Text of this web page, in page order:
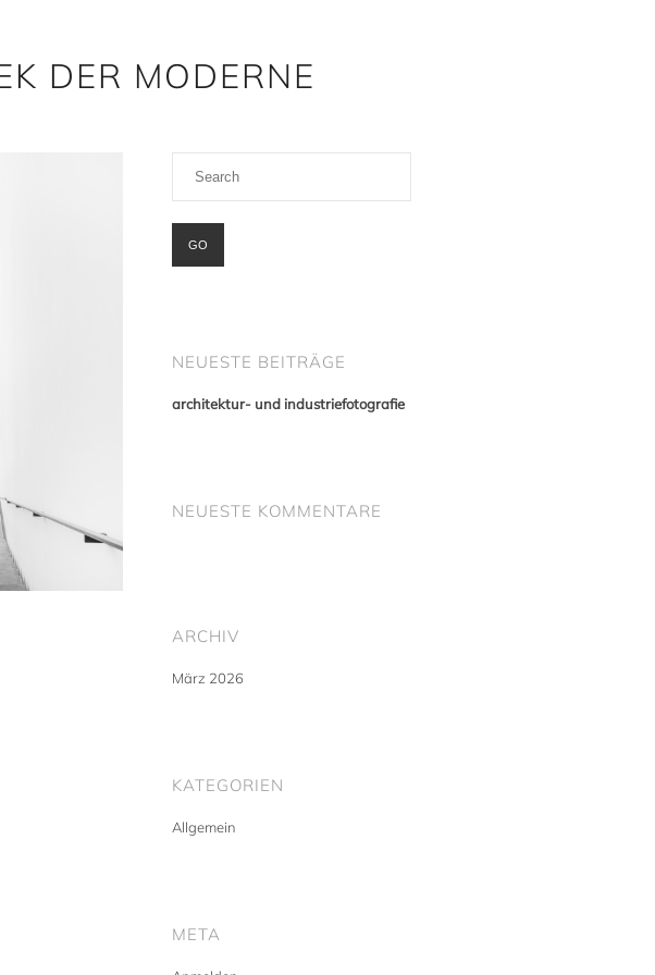
DER MODERNE
NEUESTE BEITRÄGE
architektur- und industriefotografie
NEUESTE KOMMENTARE
ARCHIV
März 2026
KATEGORIEN
Allgemein
META